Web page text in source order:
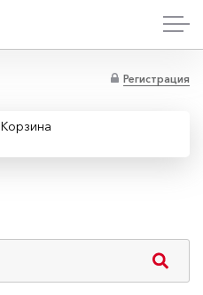
Регистрация
Корзина